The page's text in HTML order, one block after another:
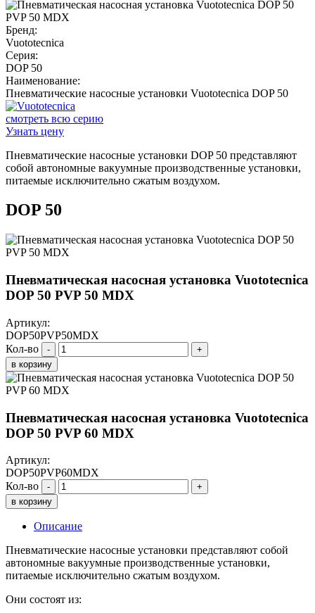
Бренд:
Vuototecnica
Серия:
DOP 50
Наименование:
Пневматические насосные установки Vuototecnica DOP 50
смотреть всю серию
Узнать цену
Пневматические насосные установки DOP 50 представляют
собой автономные вакуумные производственные установки,
питаемые исключительно сжатым воздухом.
DOP 50
Пневматическая насосная установка Vuototecnica
DOP 50 PVP 50 MDX
Артикул:
DOP50PVP50MDX
Кол-во
-
+
в корзину
Пневматическая насосная установка Vuototecnica
DOP 50 PVP 60 MDX
Артикул:
DOP50PVP60MDX
Кол-во
-
+
в корзину
Описание
Пневматические насосные установки представляют собой
автономные вакуумные производственные установки,
питаемые исключительно сжатым воздухом.
Они состоят из: